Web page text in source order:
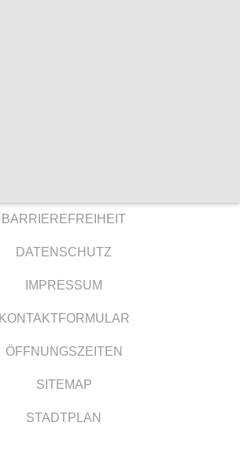
BARRIEREFREIHEIT
DATENSCHUTZ
IMPRESSUM
KONTAKTFORMULAR
ÖFFNUNGSZEITEN
SITEMAP
STADTPLAN